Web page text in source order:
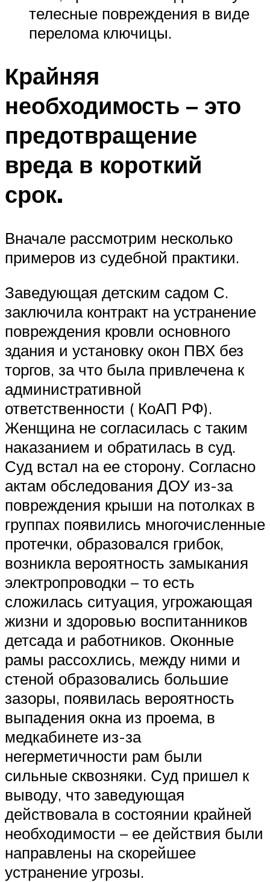
телесные повреждения в виде
перелома ключицы.
Крайняя
необходимость – это
предотвращение
вреда в короткий
срок.
Вначале рассмотрим несколько
примеров из судебной практики.
Заведующая детским садом С.
заключила контракт на устранение
повреждения кровли основного
здания и установку окон ПВХ без
торгов, за что была привлечена к
административной
ответственности ( КоАП РФ).
Женщина не согласилась с таким
наказанием и обратилась в суд.
Суд встал на ее сторону. Согласно
актам обследования ДОУ из-за
повреждения крыши на потолках в
группах появились многочисленные
протечки, образовался грибок,
возникла вероятность замыкания
электропроводки – то есть
сложилась ситуация, угрожающая
жизни и здоровью воспитанников
детсада и работников. Оконные
рамы рассохлись, между ними и
стеной образовались большие
зазоры, появилась вероятность
выпадения окна из проема, в
медкабинете из-за
негерметичности рам были
сильные сквозняки. Суд пришел к
выводу, что заведующая
действовала в состоянии крайней
необходимости – ее действия были
направлены на скорейшее
устранение угрозы.